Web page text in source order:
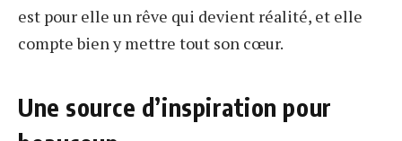
est pour elle un rêve qui devient réalité, et elle
compte bien y mettre tout son cœur.
Une source d’inspiration pour